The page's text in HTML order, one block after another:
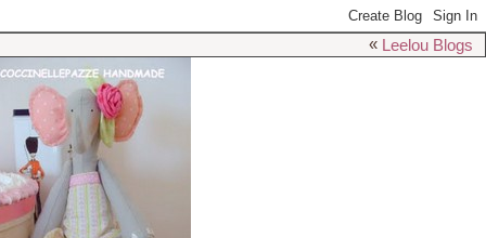
« Leelou Blogs